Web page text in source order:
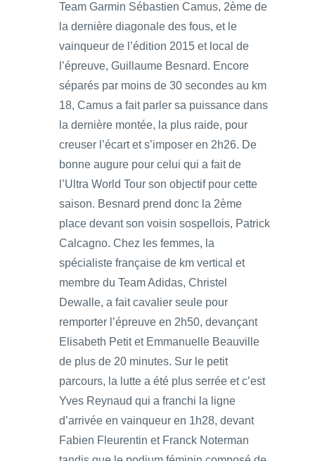
Team Garmin Sébastien Camus, 2ème de
la dernière diagonale des fous, et le
vainqueur de l’édition 2015 et local de
l’épreuve, Guillaume Besnard. Encore
séparés par moins de 30 secondes au km
18, Camus a fait parler sa puissance dans
la dernière montée, la plus raide, pour
creuser l’écart et s’imposer en 2h26. De
bonne augure pour celui qui a fait de
l’Ultra World Tour son objectif pour cette
saison. Besnard prend donc la 2ème
place devant son voisin sospellois, Patrick
Calcagno. Chez les femmes, la
spécialiste française de km vertical et
membre du Team Adidas, Christel
Dewalle, a fait cavalier seule pour
remporter l’épreuve en 2h50, devançant
Elisabeth Petit et Emmanuelle Beauville
de plus de 20 minutes. Sur le petit
parcours, la lutte a été plus serrée et c’est
Yves Reynaud qui a franchi la ligne
d’arrivée en vainqueur en 1h28, devant
Fabien Fleurentin et Franck Noterman